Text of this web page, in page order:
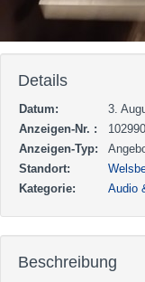
Details
Datum:
3.
Anzeigen-Nr. :
102990
Anzeigen-Typ:
Standort:
Kategorie:
Audio
Beschreibung